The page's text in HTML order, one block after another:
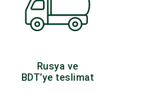
Rusya ve
BDT’ye teslimat